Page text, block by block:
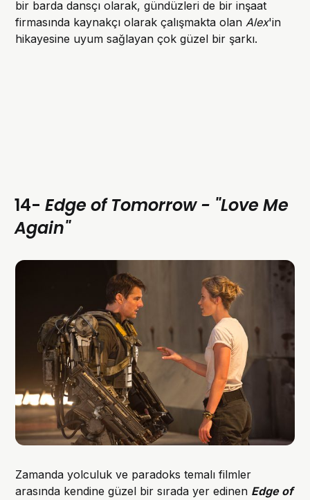
bir barda dansçı olarak, gündüzleri de bir inşaat
firmasında kaynakçı olarak çalışmakta olan Alex'in
hikayesine uyum sağlayan çok güzel bir şarkı.
14-Edge of Tomorrow - "Love Me
Again"
Zamanda yolculuk ve paradoks temalı filmler
arasında kendine güzel bir sırada yer edinen Edge of